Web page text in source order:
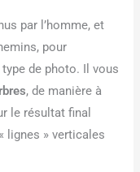
par l’homme, et
pour
de photo. Il vous
, de manière à
le résultat final
lignes » verticales